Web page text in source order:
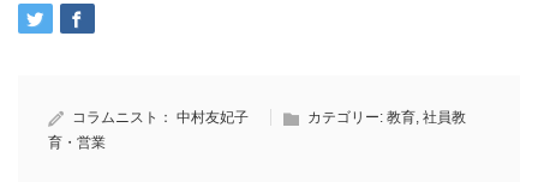
コラムニスト： 中村友妃子 カテゴリー: 教育, 社員教
育・営業